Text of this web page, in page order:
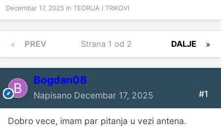
Decembar 17, 2025 in TEORIJA I TRIKOVI
PREV DALJE
Strana 1 od 2
Bogdan08
Napisano Decembar 17, 2025 #1
Dobro vece, imam par pitanja u vezi antena.